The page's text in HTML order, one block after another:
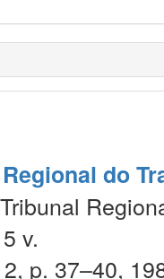
do
v.
p. 37–40,